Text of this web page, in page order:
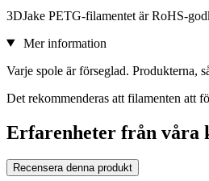
3DJake PETG-filamentet är RoHS-
Mer information
Varje spole är förseglad. Produkterna,
Det rekommenderas att filamenten att
Erfarenheter från våra
Recensera denna produkt